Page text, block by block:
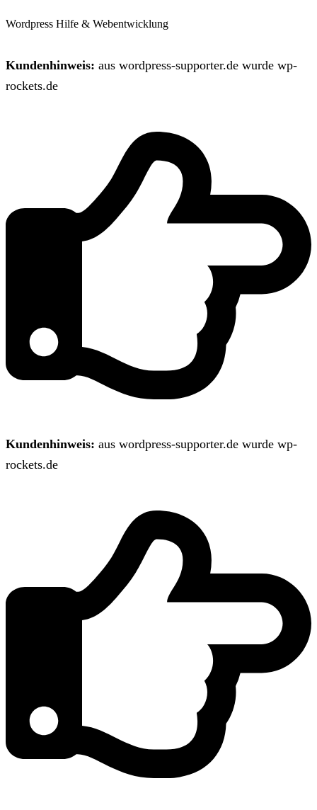
Wordpress Hilfe & Webentwicklung
Kundenhinweis: aus wordpress-supporter.de wurde wp-
rockets.de
Kundenhinweis: aus wordpress-supporter.de wurde wp-
rockets.de